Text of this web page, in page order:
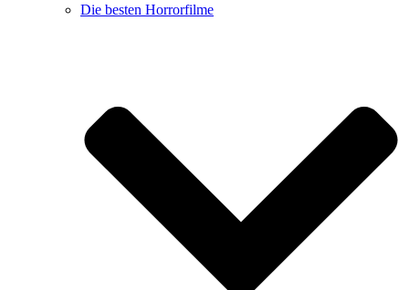
Die besten Horrorfilme